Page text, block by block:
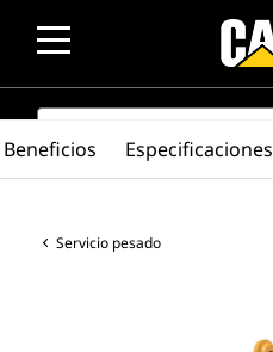
SEARCH
Servicio pesado
Beneficios Especificaciones